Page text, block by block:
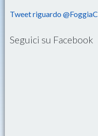
Tweet riguardo
Seguici su Facebook